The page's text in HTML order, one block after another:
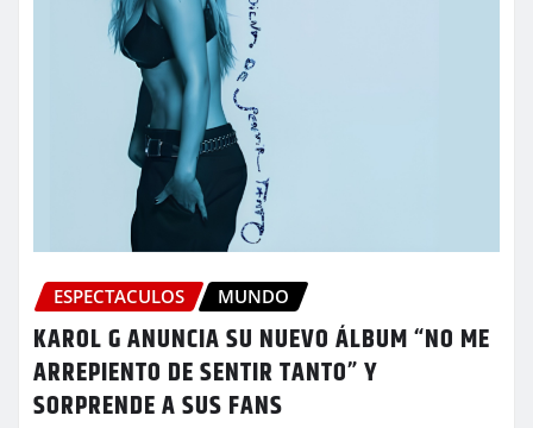
ESPECTACULOS MUNDO
KAROL G ANUNCIA SU NUEVO ÁLBUM “NO ME
ARREPIENTO DE SENTIR TANTO” Y
SORPRENDE A SUS FANS